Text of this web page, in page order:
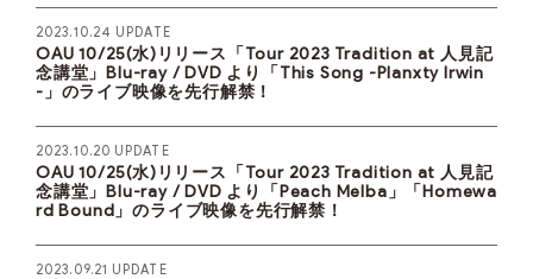
2023.10.24 UPDATE
OAU 10/25(水)リリース「Tour 2023 Tradition at 人見記
念講堂」Blu-ray / DVD より「This Song -Planxty Irwin
-」のライブ映像を先行解禁！
2023.10.20 UPDATE
OAU 10/25(水)リリース「Tour 2023 Tradition at 人見記
念講堂」Blu-ray / DVD より「Peach Melba」「Homewa
rd Bound」のライブ映像を先行解禁！
2023.09.21 UPDATE